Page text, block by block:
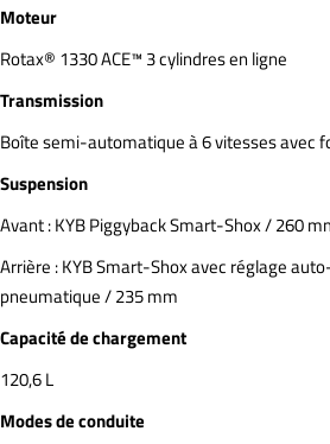
Moteur
Rotax® 1330 ACE™ 3 cylindres en ligne
Transmission
Boîte semi-automatique à 6 vitesses avec
Suspension
Avant : KYB Piggyback Smart-Shox / 260
Arrière : KYB Smart-Shox avec réglage
pneumatique / 235 mm
Capacité de chargement
120,6 L
Modes de conduite